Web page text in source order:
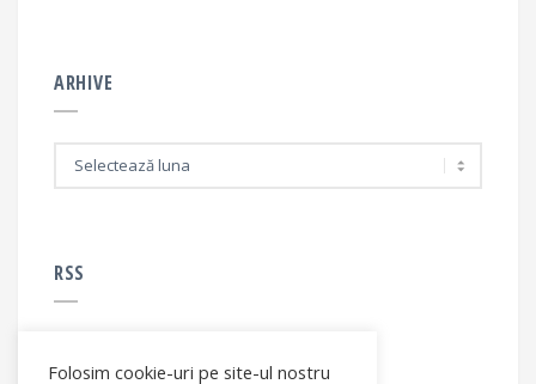
ARHIVE
RSS
RSS - articole
Folosim cookie-uri pe site-ul nostru